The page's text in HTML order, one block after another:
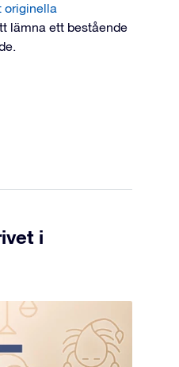
originella
lämna ett bestående
i